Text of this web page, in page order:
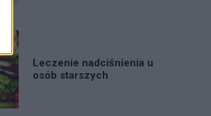
Leczenie nadciśnienia u
osób starszych